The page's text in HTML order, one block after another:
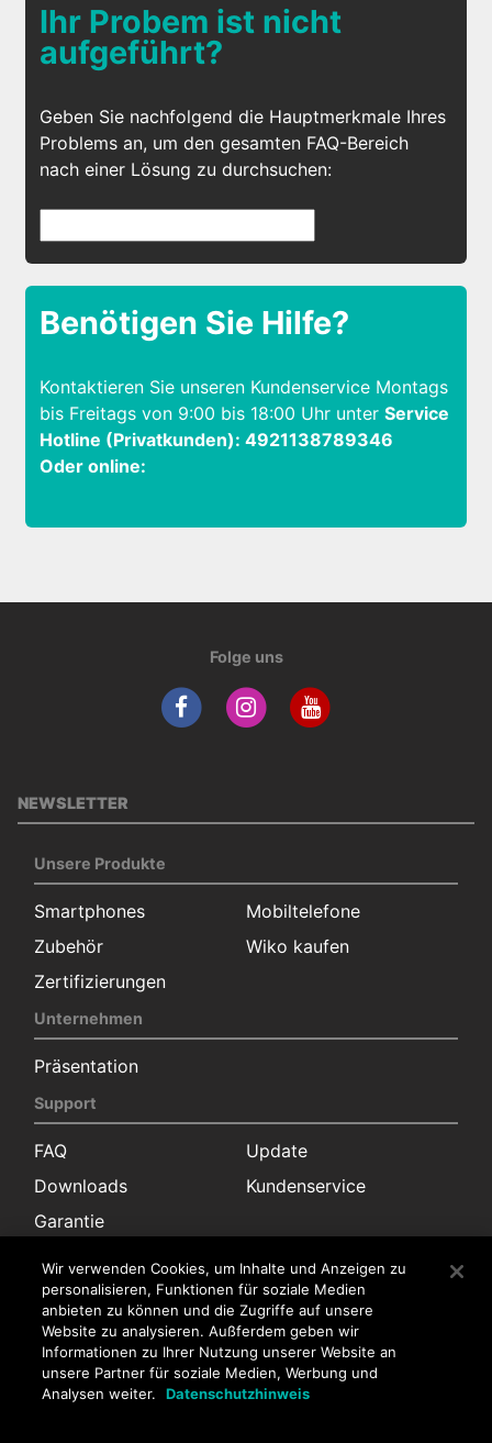
Ihr Probem ist nicht
aufgeführt?
Geben Sie nachfolgend die Hauptmerkmale Ihres
Problems an, um den gesamten FAQ-Bereich
nach einer Lösung zu durchsuchen:
Benötigen Sie Hilfe?
Kontaktieren Sie unseren Kundenservice Montags
bis Freitags von 9:00 bis 18:00 Uhr unter Service
Hotline (Privatkunden): 4921138789346
Oder online:
Folge uns
NEWSLETTER
Unsere Produkte
Smartphones
Mobiltelefone
Zubehör
Wiko kaufen
Zertifizierungen
Unternehmen
Präsentation
Support
FAQ
Update
Downloads
Kundenservice
Garantie
Kontakt
Pressekontakt
Vertrieb
Kundenservice
Stellenangebote
Wir verwenden Cookies, um Inhalte und Anzeigen zu
personalisieren, Funktionen für soziale Medien
anbieten zu können und die Zugriffe auf unsere
Website zu analysieren. Außferdem geben wir
Informationen zu Ihrer Nutzung unserer Website an
unsere Partner für soziale Medien, Werbung und
Analysen weiter.
Datenschutzhinweis